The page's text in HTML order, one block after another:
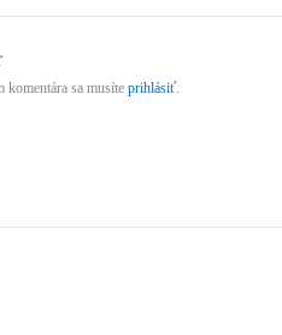
komentára sa musíte prihlásiť.